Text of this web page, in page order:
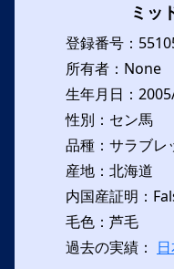
ミッ
登録番号：
所有者：None
生年月日：
性別：セン馬
品種：サラブレ
産地：北海道
内国産証明：
毛色：芦毛
過去の実績：